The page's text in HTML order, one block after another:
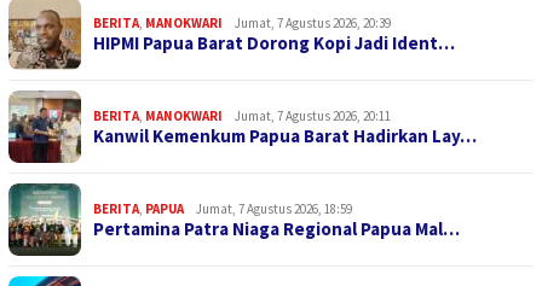
BERITA MANOKWARI Jumat, 7 Agustus 2026, 20:39
HIPMI Papua Barat Dorong Kopi Jadi Ident…
BERITA MANOKWARI Jumat, 7 Agustus 2026, 20:11
Kanwil Kemenkum Papua Barat Hadirkan Lay…
BERITA PAPUA Jumat, 7 Agustus 2026, 18:59
Pertamina Patra Niaga Regional Papua Mal…